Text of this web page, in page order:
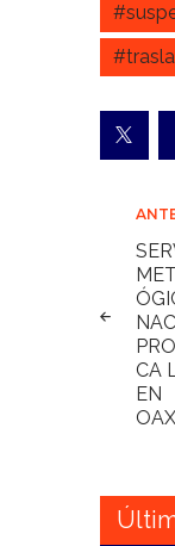
de
CA
EN